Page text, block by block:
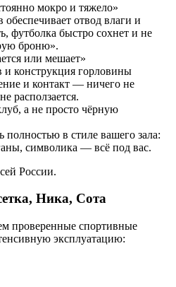
мокро и тяжело»
обеспечивает отвод влаги и
футболка быстро сохнет и не
броню».
или мешает»
конструкция горловины
и контакт — ничего не
расползается.
а не просто чёрную
полностью в стиле вашего зала:
символика — всё под вас.
России.
Ника, Сота
проверенные спортивные
эксплуатацию: